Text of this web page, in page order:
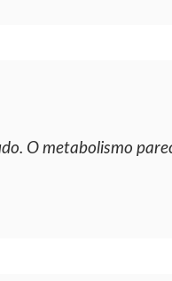
O metabolismo